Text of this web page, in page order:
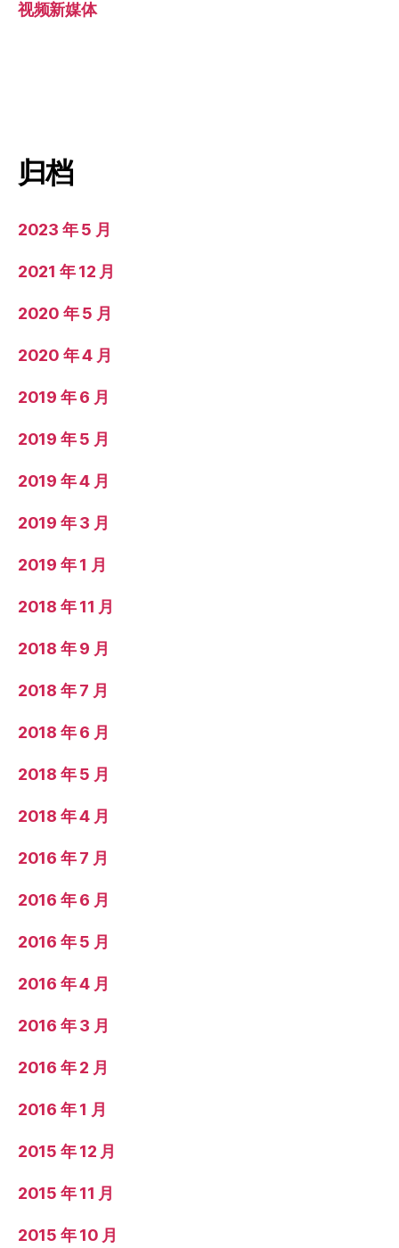
视频新媒体
归档
2023 年 5 月
2021 年 12 月
2020 年 5 月
2020 年 4 月
2019 年 6 月
2019 年 5 月
2019 年 4 月
2019 年 3 月
2019 年 1 月
2018 年 11 月
2018 年 9 月
2018 年 7 月
2018 年 6 月
2018 年 5 月
2018 年 4 月
2016 年 7 月
2016 年 6 月
2016 年 5 月
2016 年 4 月
2016 年 3 月
2016 年 2 月
2016 年 1 月
2015 年 12 月
2015 年 11 月
2015 年 10 月